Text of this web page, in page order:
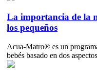
La importancia de la
los pequeños
Acua-Matro® es un
bebés basado en dos